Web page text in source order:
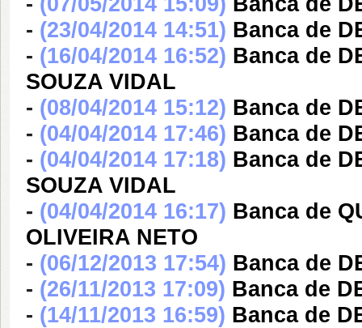
- (23/04/2014 14:51) Banca de
- (16/04/2014 16:52) Banca de
SOUZA VIDAL
- (08/04/2014 15:12) Banca de
- (04/04/2014 17:46) Banca de
- (04/04/2014 17:18) Banca de
SOUZA VIDAL
- (04/04/2014 16:17) Banca de
OLIVEIRA NETO
- (06/12/2013 17:54) Banca de
- (26/11/2013 17:09) Banca de
- (14/11/2013 16:59) Banca de